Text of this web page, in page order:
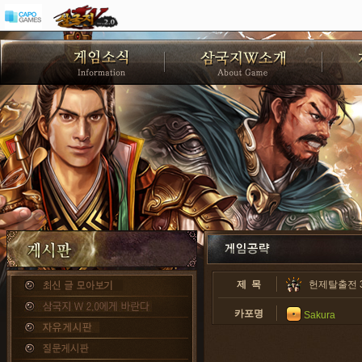
제 목 헌제탈출전
카포명 Sakura